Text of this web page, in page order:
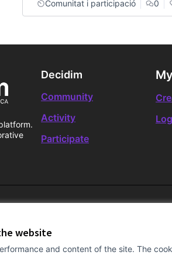
website
and content of the site. The
Comunitat i participació
0
Decidim
Community
Activity
Participate